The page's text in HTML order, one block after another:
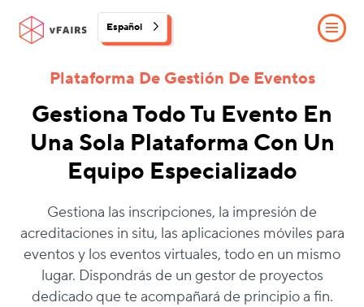
Español
Plataforma De Gestión De Eventos
Gestiona Todo Tu Evento En
Una Sola Plataforma Con Un
Equipo Especializado
Gestiona las inscripciones, la impresión de
acreditaciones in situ, las aplicaciones móviles para
eventos y los eventos virtuales, todo en un mismo
lugar. Dispondrás de un gestor de proyectos
dedicado que te acompañará de principio a fin.